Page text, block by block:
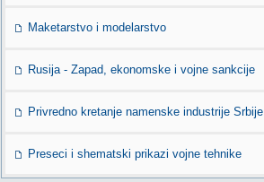
Maketarstvo i modelarstvo
Rusija - Zapad, ekonomske i vojne sankcije
Privredno kretanje namenske industrije Srbije
Preseci i shematski prikazi vojne tehnike